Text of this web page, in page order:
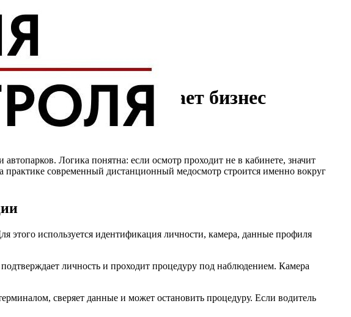
система защищает бизнес
Логика понятна: если осмотр проходит не в кабинете, значит
практике современный дистанционный медосмотр строится именно вокруг
этого используется идентификация личности, камера, данные профиля
личность и проходит процедуру под наблюдением. Камера
сверяет данные и может остановить процедуру. Если водитель